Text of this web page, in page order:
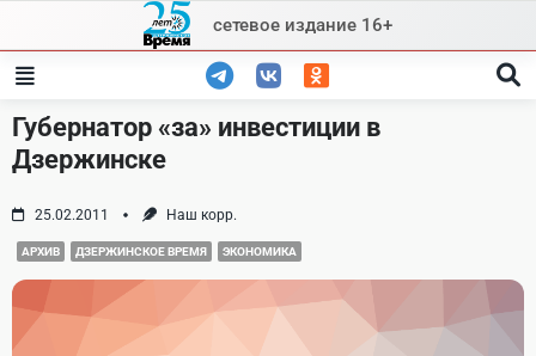
content
сетевое издание 16+
Губернатор «за» инвестиции в
Дзержинске
25.02.2011 Наш корр.
АРХИВ ДЗЕРЖИНСКОЕ ВРЕМЯ ЭКОНОМИКА